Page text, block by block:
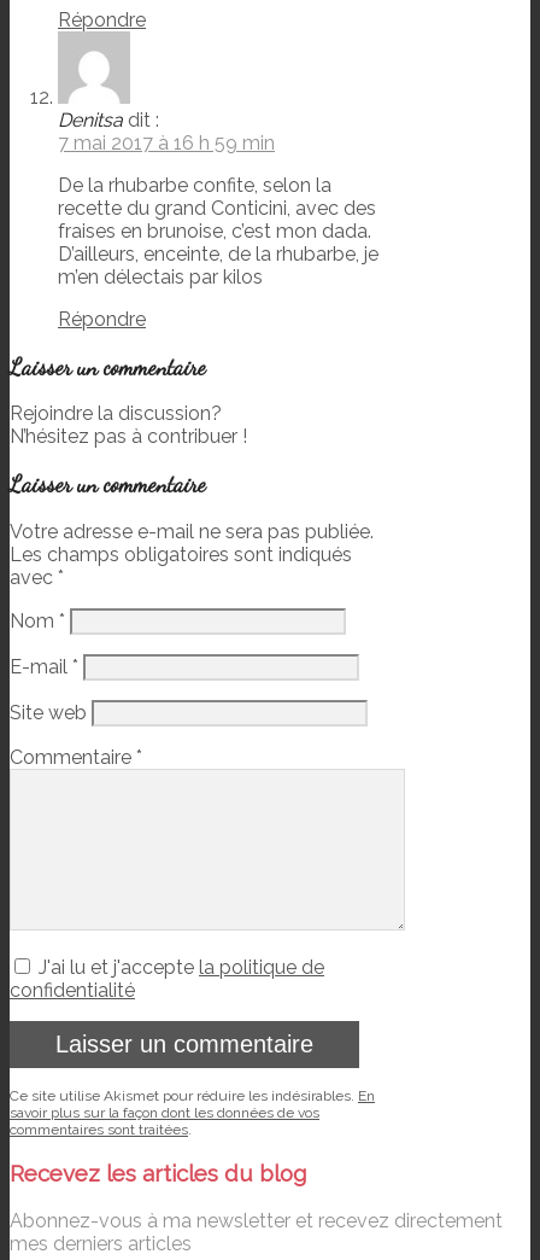
Répondre
Denitsa dit :
7 mai 2017 à 16 h 59 min
De la rhubarbe confite, selon la
recette du grand Conticini, avec des
fraises en brunoise, c’est mon dada.
D’ailleurs, enceinte, de la rhubarbe, je
m’en délectais par kilos
Répondre
Laisser un commentaire
Rejoindre la discussion?
N’hésitez pas à contribuer !
Laisser un commentaire
Votre adresse e-mail ne sera pas publiée.
Les champs obligatoires sont indiqués
avec *
Nom *
E-mail *
Site web
Commentaire *
J'ai lu et j'accepte la politique de
confidentialité
Ce site utilise Akismet pour réduire les indésirables. En
savoir plus sur la façon dont les données de vos
commentaires sont traitées
Recevez les articles du blog
Abonnez-vous à ma newsletter et recevez directement
mes derniers articles